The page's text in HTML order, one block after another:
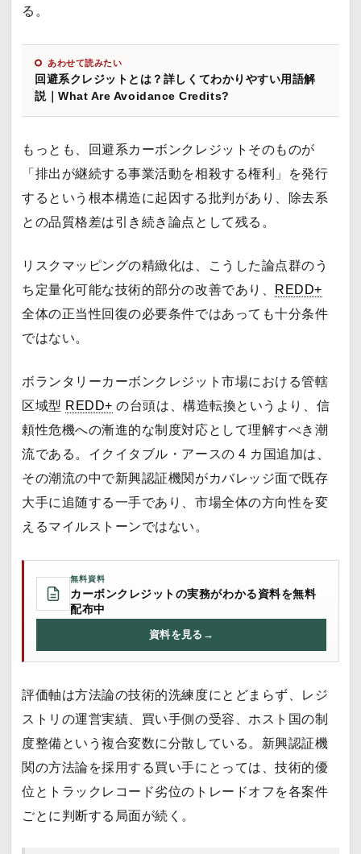
る。
あわせて読みたい
回避系クレジットとは？詳しくてわかりやすい用語解
説｜What Are Avoidance Credits?
もっとも、回避系カーボンクレジットそのものが
「排出が継続する事業活動を相殺する権利」を発行
するという根本構造に起因する批判があり、除去系
との品質格差は引き続き論点として残る。
リスクマッピングの精緻化は、こうした論点群のう
ち定量化可能な技術的部分の改善であり、
REDD+
全体の正当性回復の必要条件ではあっても十分条件
ではない。
ボランタリーカーボンクレジット市場における管轄
区域型 REDD+ の台頭は、構造転換というより、信
頼性危機への漸進的な制度対応として理解すべき潮
流である。イクイタブル・アースの 4 カ国追加は、
その潮流の中で新興認証機関がカバレッジ面で既存
大手に追随する一手であり、市場全体の方向性を変
えるマイルストーンではない。
無料資料
カーボンクレジットの実務がわかる資料を無料
配布中
資料を見る →
評価軸は方法論の技術的洗練度にとどまらず、レジ
ストリの運営実績、買い手側の受容、ホスト国の制
度整備という複合変数に分散している。新興認証機
関の方法論を採用する買い手にとっては、技術的優
位とトラックレコード劣位のトレードオフを各案件
ごとに判断する局面が続く。